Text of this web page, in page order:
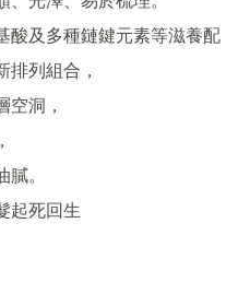
酸及多種鏈鍵元素等滋養配
排列組合，
空洞，
膩。
起死回生